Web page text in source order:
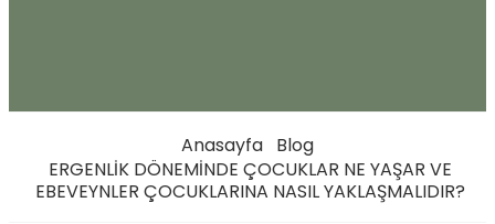
Anasayfa Blog
ERGENLİK DÖNEMİNDE ÇOCUKLAR NE YAŞAR VE
EBEVEYNLER ÇOCUKLARINA NASIL YAKLAŞMALIDIR?